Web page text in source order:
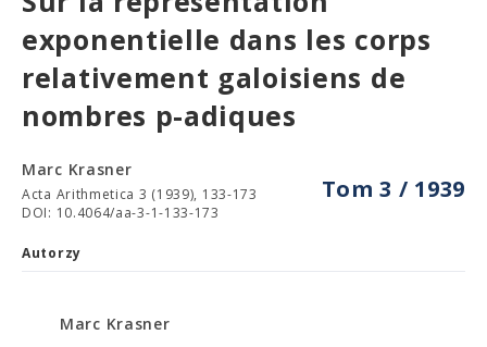
exponentielle dans les corps
relativement galoisiens de
nombres p-adiques
Tom 3 / 1939
Marc Krasner
Acta Arithmetica 3 (1939), 133-173
DOI: 10.4064/aa-3-1-133-173
Autorzy
Marc Krasner